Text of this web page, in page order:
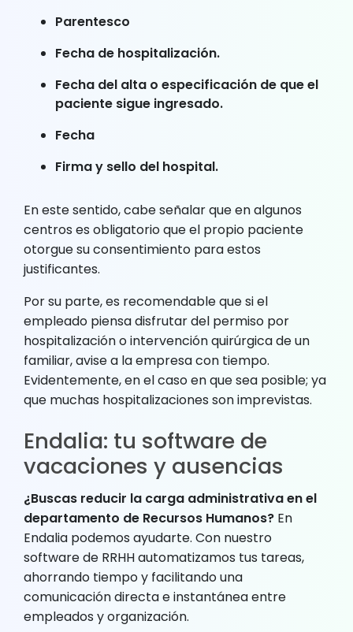
Parentesco
Fecha de hospitalización.
Fecha del alta o especificación de que el
paciente sigue ingresado.
Fecha
Firma y sello del hospital.
En este sentido, cabe señalar que en algunos
centros es obligatorio que el propio paciente
otorgue su consentimiento para estos
justificantes.
Por su parte, es recomendable que si el
empleado piensa disfrutar del permiso por
hospitalización o intervención quirúrgica de un
familiar, avise a la empresa con tiempo.
Evidentemente, en el caso en que sea posible; ya
que muchas hospitalizaciones son imprevistas.
Endalia: tu software de
vacaciones y ausencias
¿Buscas reducir la carga administrativa en el
departamento de Recursos Humanos? En
Endalia podemos ayudarte. Con nuestro
software de RRHH automatizamos tus tareas,
ahorrando tiempo y facilitando una
comunicación directa e instantánea entre
empleados y organización.